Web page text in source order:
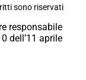
sono riservati
responsabile
dell’11 aprile